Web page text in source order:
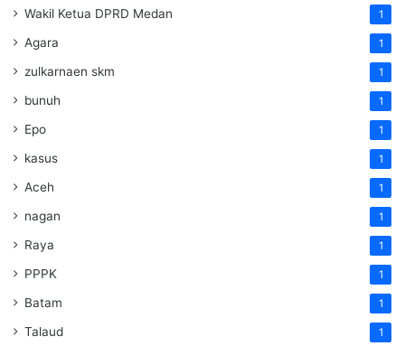
Wakil Ketua DPRD Medan 1
Agara 1
zulkarnaen skm 1
bunuh 1
Epo 1
kasus 1
Aceh 1
nagan 1
Raya 1
PPPK 1
Batam 1
Talaud 1